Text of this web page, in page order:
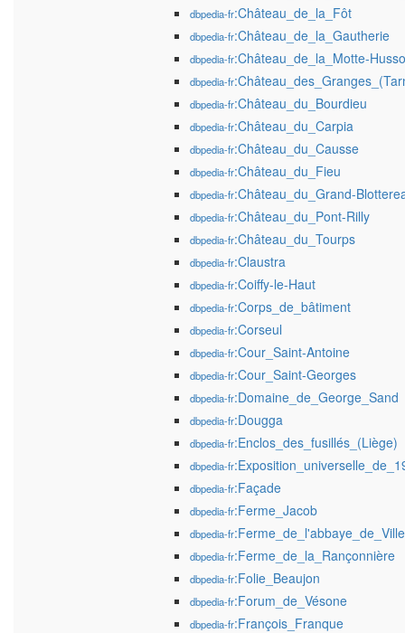
dbpedia-fr:Château_de_la_Fôt
dbpedia-fr:Château_de_la_Gautherie
dbpedia-fr:Château_de_la_Motte-
dbpedia-fr
dbpedia-fr:Château_du_Bourdieu
dbpedia-fr:Château_du_Carpia
dbpedia-fr:Château_du_Causse
dbpedia-fr:Château_du_Fieu
dbpedia-fr:Château_du_Grand-
dbpedia-fr:Château_du_Pont-Rilly
dbpedia-fr:Château_du_Tourps
dbpedia-fr:Claustra
dbpedia-fr:Coiffy-le-Haut
dbpedia-fr:Corps_de_bâtiment
dbpedia-fr:Corseul
dbpedia-fr:Cour_Saint-Antoine
dbpedia-fr:Cour_Saint-Georges
dbpedia-fr:Domaine_de_George_Sand
dbpedia-fr:Dougga
dbpedia-fr:Enclos_des_fusillés_(Liège)
dbpedia-fr
dbpedia-fr:Façade
dbpedia-fr:Ferme_Jacob
dbpedia-fr
dbpedia-fr:Ferme_de_la_Rançonnière
dbpedia-fr:Folie_Beaujon
dbpedia-fr:Forum_de_Vésone
dbpedia-fr:François_Franque